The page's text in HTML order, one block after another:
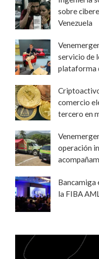
sobre
Venezuela
servicio de
plataforma
comercio
tercero en
operación
Bancamiga
la FIBA